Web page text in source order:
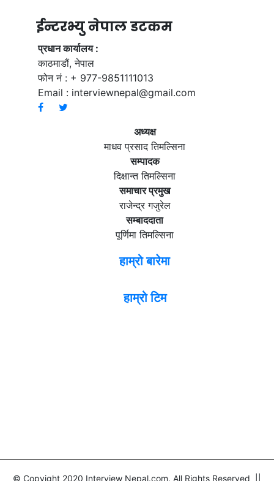
ईन्टरभ्यु नेपाल डटकम
प्रधान कार्यालय :
काठमाडौं, नेपाल
फोन नं : + 977-9851111013
Email : interviewnepal@gmail.com
अध्यक्ष
माधव प्रसाद तिमल्सिना
सम्पादक
दिक्षान्त तिमल्सिना
समाचार प्रमुख
राजेन्द्र गजुरेल
सम्बाददाता
पूर्णिमा तिमल्सिना
हाम्रो बारेमा
हाम्रो टिम
© Copyight 2020 Interview Nepal.com. All Rights Reserved ||